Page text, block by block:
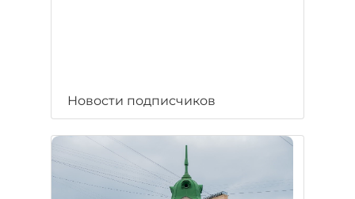
Новости подписчиков